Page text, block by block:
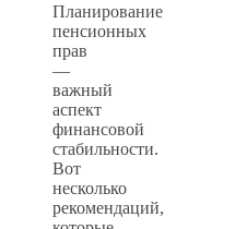
Планирование
пенсионных
прав
—
важный
аспект
финансовой
стабильности.
Вот
несколько
рекомендаций,